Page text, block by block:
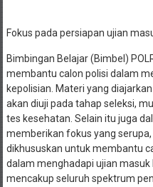
Fokus pada persiapan ujian
Bimbingan Belajar (Bimbel)
membantu calon polisi dalam
kepolisian. Materi yang
akan diuji pada tahap seleksi,
tes kesehatan. Selain itu juga
memberikan fokus yang
dikhususkan untuk membantu
dalam menghadapi ujian masuk
mencakup seluruh spektrum